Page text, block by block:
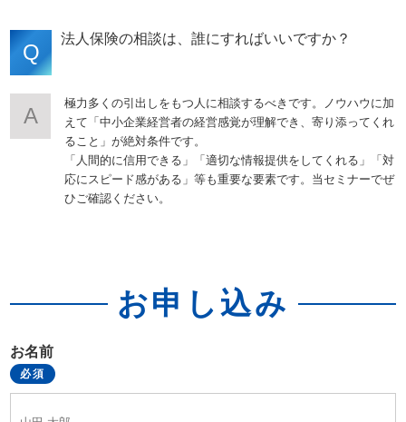
Q
法人保険の相談は、誰にすればいいですか？
A
極力多くの引出しをもつ人に相談するべきです。ノウハウに加
えて「中小企業経営者の経営感覚が理解でき、寄り添ってくれ
ること」が絶対条件です。
「人間的に信用できる」「適切な情報提供をしてくれる」「対
応にスピード感がある」等も重要な要素です。当セミナーでぜ
ひご確認ください。
お申し込み
お名前
必須